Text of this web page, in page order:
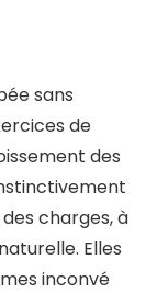
sans
de
des
charges, à
Elles
inconvé